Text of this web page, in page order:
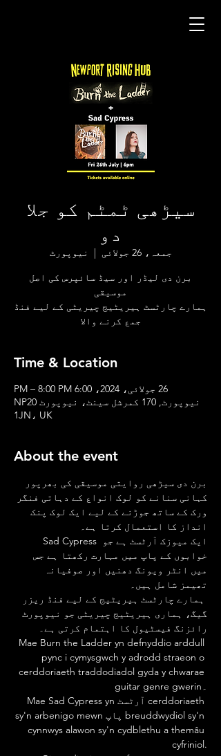
سیڑھی ٹمٹم کو جلا
دو
جمعہ، 26 جولائی
  |
نیوپورٹ
برن دی لیڈر اور سیڈ سائپرس کی اصل
ہمارے چارٹسٹ ہیریٹیج چیریٹی کے لیے فنڈ
جمع کرنے والا
Time & Location
26 جولائی، 2024، 6:00 PM – 8:00 PM
نیوپورٹ, 170 کمرشل سینٹ، نیوپورٹ NP20
1JN، UK
About the event
برن دی سیڑھی روایتی موسیقی کی بھرپور
کہانی سنانے کو لوک انواع کے دہاتی فنگر
ورک کے ساتھ جوڑنے کے لیے ایک لوک پنک
انداز کا استعمال کرتا ہے۔
خوابوں کے پاپ میں مہارت رکھتا ہے جس
میں انٹر ویونگ دھنیں اور صوفیانہ
تھیمز شامل ہیں۔
ہمارے چارٹسٹ ہیریٹیج کے لیے فنڈ ریزر
گیگ، ہماری ہیریٹیج چیریٹی جو نیوپورٹ
رائزنگ فیسٹیول کا اہتمام کرتی ہے۔
pync i cymysgwch y adrodd straeon o
cerddoriaeth traddodiadol gyda y chwarae
guitar genre gwerin۔
sy'n arbenigo mewn پاپ breuddwydiol sy'n
cynnwys alawon sy'n cydblethu a themâu
cyfriniol.